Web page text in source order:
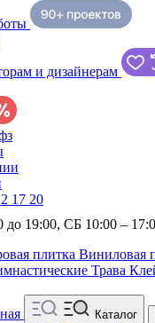
и дизайнерам
17 20
до 19:00, СБ 10:00 –
плитка Виниловая
Трава
Каталог